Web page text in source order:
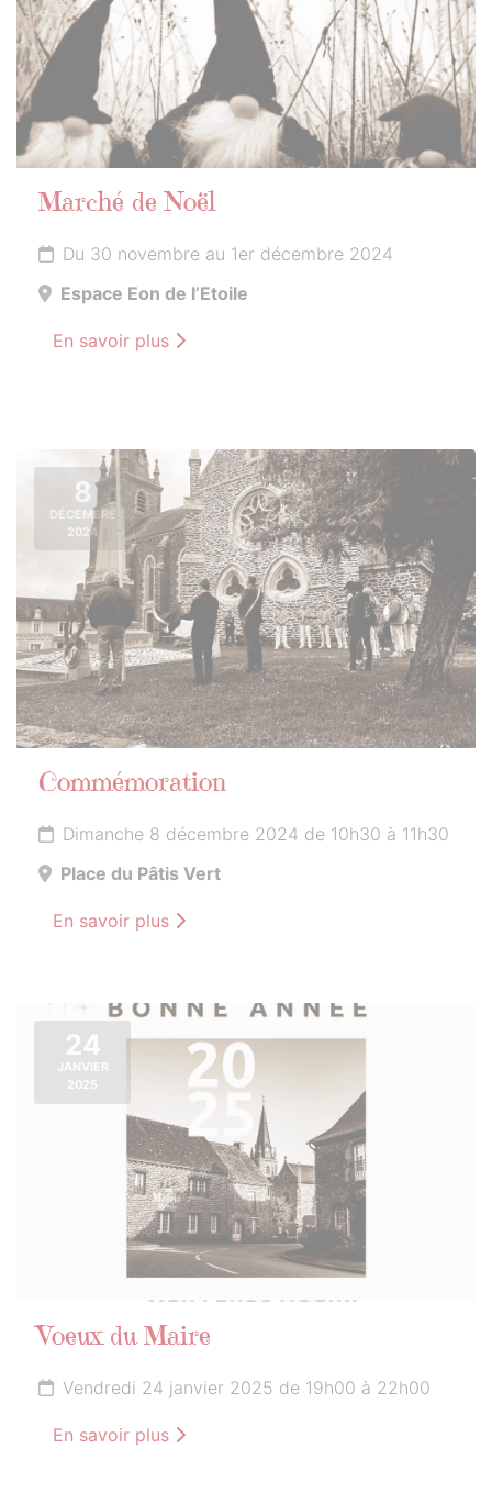
Marché de Noël
Du 30 novembre au 1er décembre 2024
Espace Eon de l’Etoile
En savoir plus
8
DÉCEMBRE
2024
Commémoration
Dimanche 8 décembre 2024 de 10h30 à 11h30
Place du Pâtis Vert
En savoir plus
24
JANVIER
2025
Voeux du Maire
Vendredi 24 janvier 2025 de 19h00 à 22h00
En savoir plus